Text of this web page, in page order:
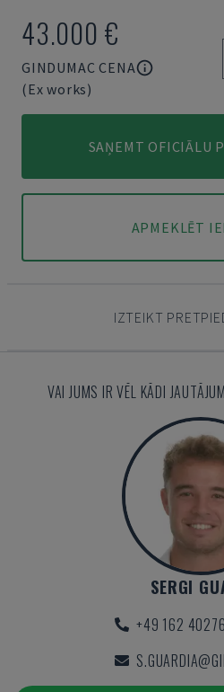
43.000 €
GINDUMAC CENA
(Ex works)
SAŅEMT OFICIĀLU
APMEKLĒT
IZTEIKT
VAI JUMS IR VĒL KĀDI
SERGI
+49 162